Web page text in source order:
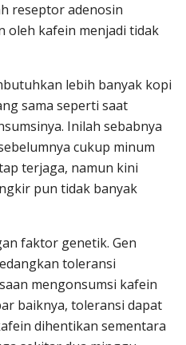
reseptor adenosin
oleh kafein menjadi tidak
lebih banyak kopi
sama seperti saat
Inilah sebabnya
cukup minum
terjaga, namun kini
pun tidak banyak
faktor genetik. Gen
toleransi
mengonsumsi kafein
baiknya, toleransi dapat
dihentikan sementara